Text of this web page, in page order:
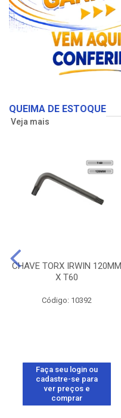
QUEIMA DE ESTOQUE
Veja mais
CHAVE TORX IRWIN 120MM
X T60
Código: 10392
Faça seu login ou
cadastre-se para
ver preços e
comprar